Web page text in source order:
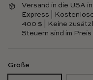
Versand in die USA
Express |
400 $ | Keine
Steuern sind im
Größe